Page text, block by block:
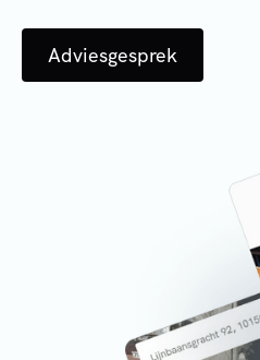
Adviesgesprek